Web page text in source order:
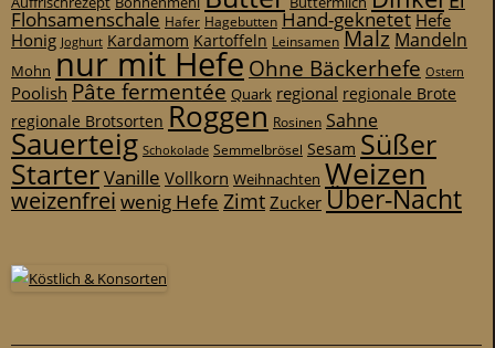
Flohsamenschale Hafer Hagebutten Hand-geknetet Hefe
Honig Joghurt Kardamom Kartoffeln Leinsamen Malz Mandeln
Mohn nur mit Hefe Ohne Bäckerhefe Ostern
Poolish Pâte fermentée Quark regional regionale Brote
regionale Brotsorten Roggen Rosinen Sahne
Sauerteig Schokolade Semmelbrösel Sesam Süßer
StarterVanille Vollkorn Weihnachten Weizen
weizenfrei wenig Hefe ZimtZuckerÜber-Nacht